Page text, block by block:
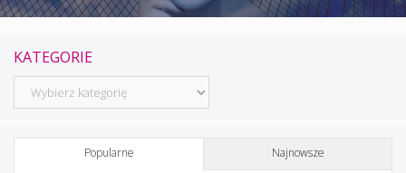
KATEGORIE
Kategorie
Popularne Najnowsze